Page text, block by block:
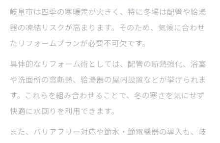
夫
は
子育て家族に嬉しい機能的な水回りリフォ
ーム
定法
岐阜市は四季の寒暖差が大きく、特に冬場は配管や給湯
器の凍結リスクが高まります。そのため、気候に合わせ
たリフォームプランが必要不可欠です。
具体的なリフォーム術としては、配管の断熱強化、浴室
や洗面所の窓断熱、給湯器の屋内設置などが挙げられま
す。これらを組み合わせることで、冬の寒さを気にせず
快適に水回りを利用できます。
また、バリアフリー対応や節水・節電機器の導入も、岐